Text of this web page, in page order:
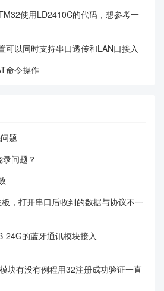
使用LD2410C的代码，想参考一
可以同时支持串口透传和LAN口接入
命令操作
题
问题？
，打开串口后收到的数据与协议不一
24G的蓝牙通讯模块接入
块有没有例程用32注册成功验证一直